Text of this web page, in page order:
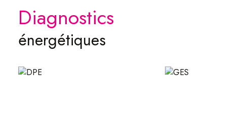
diagnostics
énergétiques